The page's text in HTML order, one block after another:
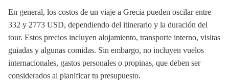
En general, los costos de un viaje a Grecia pueden oscilar entre
332 y 2773 USD, dependiendo del itinerario y la duración del
tour. Estos precios incluyen alojamiento, transporte interno, visitas
guiadas y algunas comidas. Sin embargo, no incluyen vuelos
internacionales, gastos personales o propinas, que deben ser
considerados al planificar tu presupuesto.